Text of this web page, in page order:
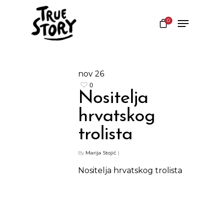
0
nov 26
0
Nositelja
hrvatskog
trolista
By Marija Stojić |
Nositelja hrvatskog trolista
Shop